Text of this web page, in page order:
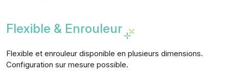
Flexible & Enrouleur
Flexible et enrouleur disponible en plusieurs dimensions.
Configuration sur mesure possible.